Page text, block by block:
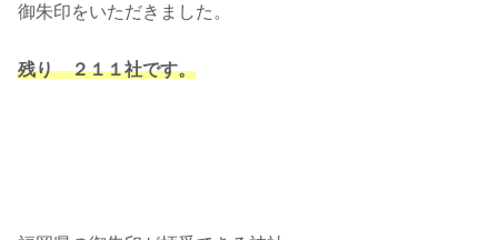
御朱印をいただきました。
残り ２１１社です。